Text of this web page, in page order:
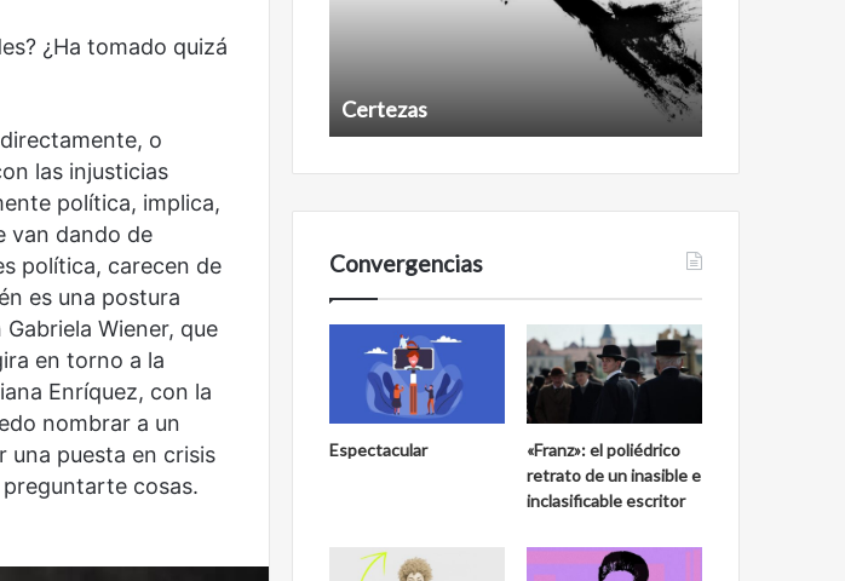
¿Ha tomado quizá
o
las injusticias
política, implica,
van dando de
política, carecen de
es una postura
Wiener, que
en torno a la
Enríquez, con la
nombrar a un
una puesta en crisis
cosas.
Certezas
Convergencias
Espectacular
«Franz»: el poliédrico
retrato de un inasible e
inclasificable escritor